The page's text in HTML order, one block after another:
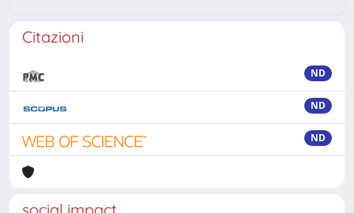
Citazioni
ND
ND
ND